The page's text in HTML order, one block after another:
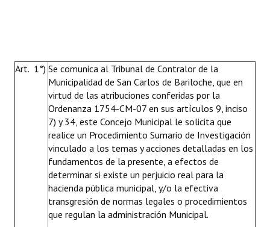
Art. 1°) Se comunica al Tribunal de Contralor de la
Municipalidad de San Carlos de Bariloche, que en
virtud de las atribuciones conferidas por la
Ordenanza 1754-CM-07 en sus artículos 9, inciso
7) y 34, este Concejo Municipal le solicita que
realice un Procedimiento Sumario de Investigación
vinculado a los temas y acciones detalladas en los
fundamentos de la presente, a efectos de
determinar si existe un perjuicio real para la
hacienda pública municipal, y/o la efectiva
transgresión de normas legales o procedimientos
que regulan la administración Municipal.